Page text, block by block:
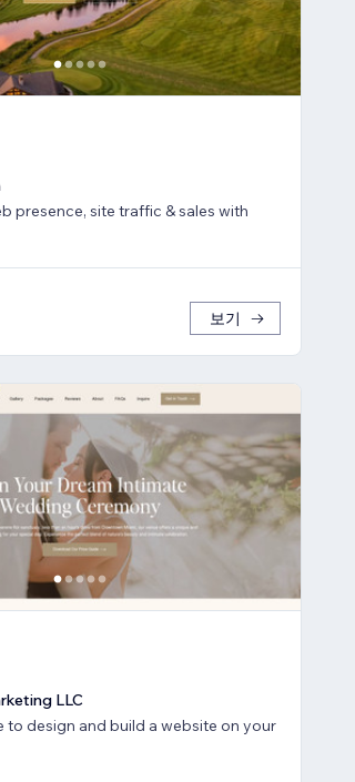
presence, site traffic & sales with
보기
LLC
to design and build a website on your